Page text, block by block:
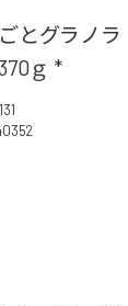
とグラノ
ｇ *